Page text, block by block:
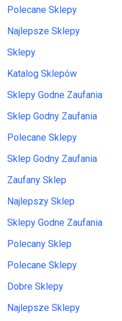
Polecane Sklepy
Najlepsze Sklepy
Sklepy
Katalog Sklepów
Sklepy Godne Zaufania
Sklep Godny Zaufania
Polecane Sklepy
Sklep Godny Zaufania
Zaufany Sklep
Najlepszy Sklep
Sklepy Godne Zaufania
Polecany Sklep
Polecane Sklepy
Dobre Sklepy
Najlepsze Sklepy